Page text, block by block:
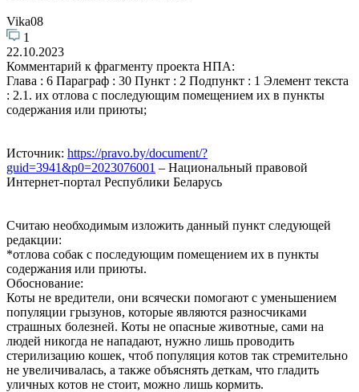
Vika08
1
22.10.2023
Комментарий к фрагменту проекта НПА:
Глава : 6 Параграф : 30 Пункт : 2 Подпункт : 1 Элемент текста
: 2.1. их отлова с последующим помещением их в пункты
содержания или приюты;
Источник: https://pravo.by/document/?
guid=3941&p0=2023076001 – Национальный правовой
Интернет-портал Республики Беларусь
Считаю необходимым изложить данный пункт следующей
редакции:
*отлова собак с последующим помещением их в пункты
содержания или приюты.
Обоснование:
Коты не вредители, они всячески помогают с уменьшением
популяции грызунов, которые являются разносчиками
страшных болезней. Коты не опасные животные, сами на
людей никогда не нападают, нужно лишь проводить
стерилизацию кошек, чтоб популяция котов так стремительно
не увеличивалась, а также объяснять деткам, что гладить
уличных котов не стоит, можно лишь кормить.